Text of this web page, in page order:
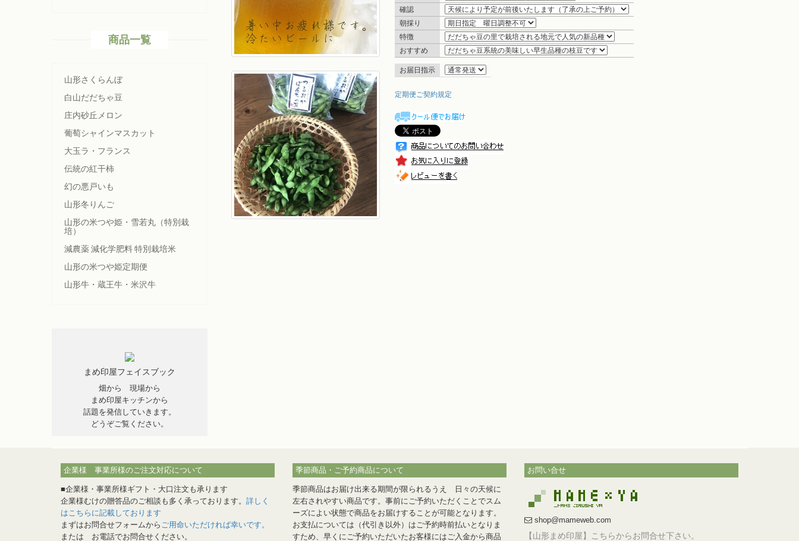
商品一覧
山形さくらんぼ
白山だだちゃ豆
庄内砂丘メロン
葡萄シャインマスカット
大玉ラ・フランス
伝統の紅干柿
幻の悪戸いも
山形冬りんご
山形の米つや姫・雪若丸（特別栽
培）
減農薬 減化学肥料 特別栽培米
山形の米つや姫定期便
山形牛・蔵王牛・米沢牛
まめ印屋フェイスブック
畑から 現場から
まめ印屋キッチンから
話題を発信していきます。
どうぞご覧ください。
確認
朝採り
特徴
おすすめ
お届日指示
定期便ご契約規定
企業様 事業所様のご注文対応について
■企業様・事業所様ギフト・大口注文も承ります
企業様むけの贈答品のご相談も多く承っております。 詳しく
はこちらに記載しております
まずはお問合せフォームから ご用命いただければ幸いです。
または お電話でお問合せください。
季節商品・ご予約商品について
季節商品はお届け出来る期間が限られるうえ 日々の天候に
左右されやすい商品です。事前にご予約いただくことでスム
ーズによい状態で商品をお届けすることが可能となります。
お支払については（代引き以外）はご予約時前払いとなりま
すため、早くにご予約いただいたお客様にはご入金から商品
お問い合せ
shop@mameweb.com
【山形まめ印屋】こちらからお問合せ下さい。